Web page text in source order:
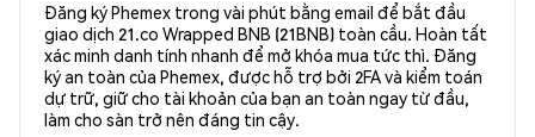
Đăng ký Phemex trong vài phút bằng email để bắt đầu
giao dịch 21.co Wrapped BNB (21BNB) toàn cầu. Hoàn tất
xác minh danh tính nhanh để mở khóa mua tức thì. Đăng
ký an toàn của Phemex, được hỗ trợ bởi 2FA và kiểm toán
dự trữ, giữ cho tài khoản của bạn an toàn ngay từ đầu,
làm cho sàn trở nên đáng tin cậy.